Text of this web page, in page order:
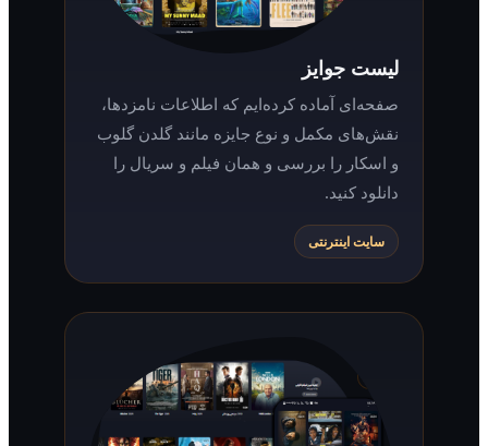
لیست جوایز
صفحه‌ای آماده کرده‌ایم که اطلاعات نامزدها،
نقش‌های مکمل و نوع جایزه مانند گلدن گلوب
و اسکار را بررسی و همان فیلم و سریال را
سایت اینترنتی